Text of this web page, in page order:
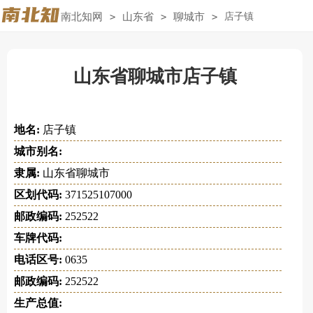
南北知网 > 山东省 > 聊城市 > 店子镇
山东省聊城市店子镇
地名: 店子镇
城市别名:
隶属: 山东省聊城市
区划代码: 371525107000
邮政编码: 252522
车牌代码:
电话区号: 0635
邮政编码: 252522
生产总值: